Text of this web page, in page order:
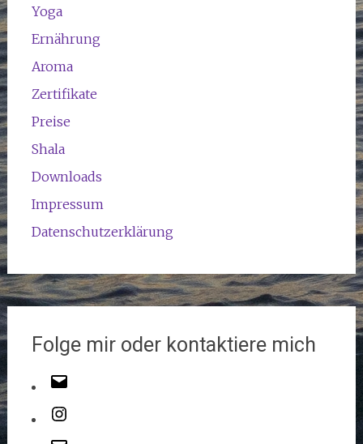
Yoga
Ernährung
Aroma
Zertifikate
Preise
Shala
Downloads
Impressum
Datenschutzerklärung
Folge mir oder kontaktiere mich